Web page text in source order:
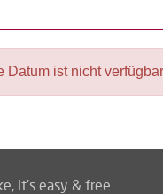
Datum ist nicht
it's easy & free